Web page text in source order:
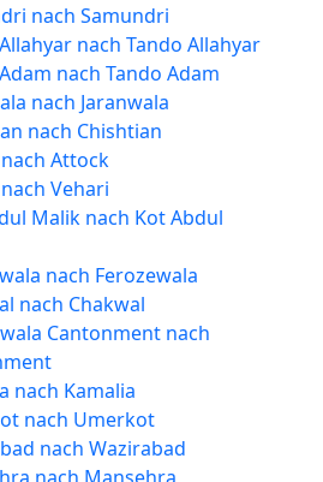
nach Samundri
nach Tando Allahyar
nach Tando Adam
nach Jaranwala
nach Chishtian
Attock
Vehari
Malik nach Kot Abdul
nach Ferozewala
nach Chakwal
Cantonment nach
nach Kamalia
nach Umerkot
nach Wazirabad